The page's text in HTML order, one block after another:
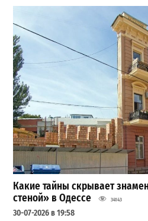
Какие тайны скрывает
стеной» в Одессе
34143
30-07-2026 в 19:58